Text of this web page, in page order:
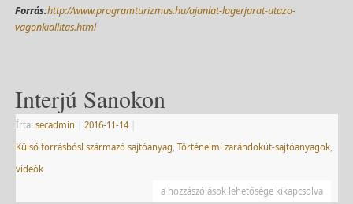
Forrás:http://www.programturizmus.hu/ajanlat-lagerjarat-utazo-
vagonkiallitas.html
Interjú Sanokon
Írta: secadmin 2016-11-14
Külső forrásbósl származó sajtóanyag Történelmi zarándokút-sajtóanyagok,
videók
a hozzászólások lehetősége kikapcsolva